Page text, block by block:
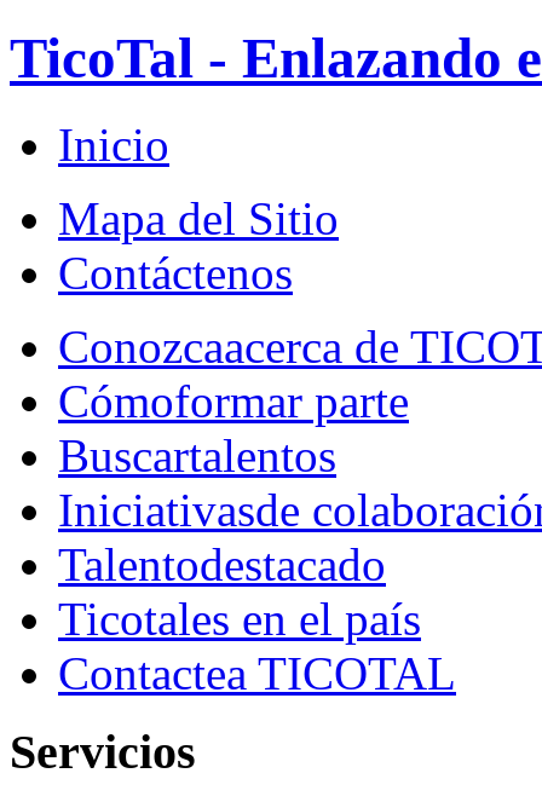
TicoTal - Enlazando
Inicio
Mapa del Sitio
Contáctenos
Conozcaacerca de
Cómoformar parte
Buscartalentos
Iniciativasde
Talentodestacado
Ticotales en el país
Contactea TICOTAL
Servicios